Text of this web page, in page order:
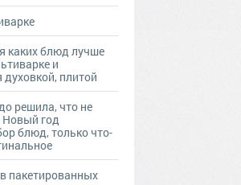
каких блюд лучше
и
духовкой, плитой
решила, что не
Новый год
блюд, только что-
пакетированных